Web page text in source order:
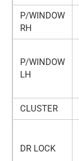
P/WINDOW
RH
P/WINDOW
LH
CLUSTER
DR LOCK